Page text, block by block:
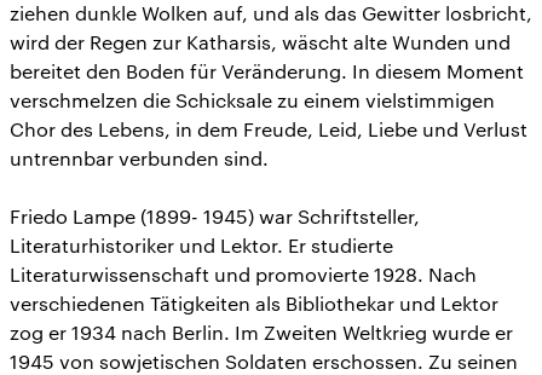
ziehen dunkle Wolken auf, und als das Gewitter losbricht,
wird der Regen zur Katharsis, wäscht alte Wunden und
bereitet den Boden für Veränderung. In diesem Moment
verschmelzen die Schicksale zu einem vielstimmigen
Chor des Lebens, in dem Freude, Leid, Liebe und Verlust
untrennbar verbunden sind.
Friedo Lampe (1899- 1945) war Schriftsteller,
Literaturhistoriker und Lektor. Er studierte
Literaturwissenschaft und promovierte 1928. Nach
verschiedenen Tätigkeiten als Bibliothekar und Lektor
zog er 1934 nach Berlin. Im Zweiten Weltkrieg wurde er
1945 von sowjetischen Soldaten erschossen. Zu seinen